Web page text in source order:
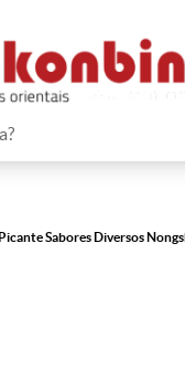
Sabores Diversos